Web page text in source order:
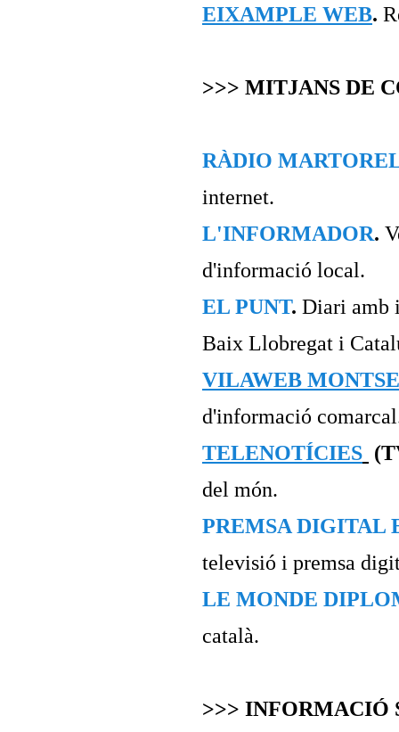
EIXAMPLE WEB.
>>> MITJANS DE
RÀDIO
internet.
L'INFORMADOR.
d'informació local.
EL PUNT. Diari amb
Baix Llobregat i
VILAWEB
d'informació
TELENOTÍCIES
del món.
PREMSA DIGITAL
televisió i premsa
LE MONDE
català.
>>> INFORMACIÓ